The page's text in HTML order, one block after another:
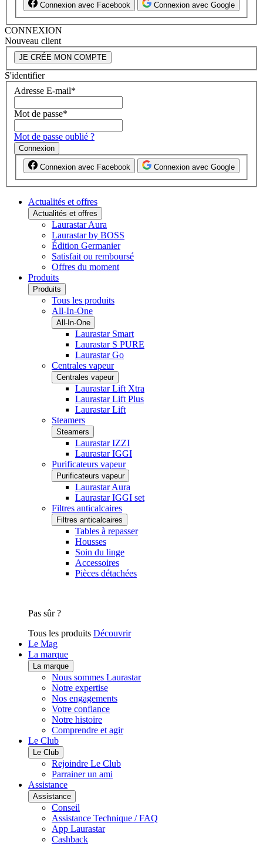
Connexion avec Facebook Connexion avec Google
CONNEXION
Nouveau client
JE CRÉE MON COMPTE
S'identifier
Adresse E-mail*
Mot de passe*
Mot de passe oublié ?
Connexion
Connexion avec Facebook Connexion avec Google
Actualités et offres
Actualités et offres
Laurastar Aura
Laurastar by BOSS
Édition Germanier
Satisfait ou remboursé
Offres du moment
Produits
Produits
Tous les produits
All-In-One
All-In-One
Laurastar Smart
Laurastar S PURE
Laurastar Go
Centrales vapeur
Centrales vapeur
Laurastar Lift Xtra
Laurastar Lift Plus
Laurastar Lift
Steamers
Steamers
Laurastar IZZI
Laurastar IGGI
Purificateurs vapeur
Purificateurs vapeur
Laurastar Aura
Laurastar IGGI set
Filtres anticalcaires
Filtres anticalcaires
Tables à repasser
Housses
Soin du linge
Accessoires
Pièces détachées
Pas sûr ?
Tous les produits Découvrir
Le Mag
La marque
La marque
Nous sommes Laurastar
Notre expertise
Nos engagements
Votre confiance
Notre histoire
Comprendre et agir
Le Club
Le Club
Rejoindre Le Club
Parrainer un ami
Assistance
Assistance
Conseil
Assistance Technique / FAQ
App Laurastar
Cashback